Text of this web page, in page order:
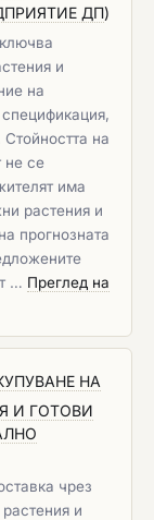
ДП)
и
на
на
не се
има
растения и
прогнозната
… Преглед на
НА
И ГОТОВИ
чрез
и